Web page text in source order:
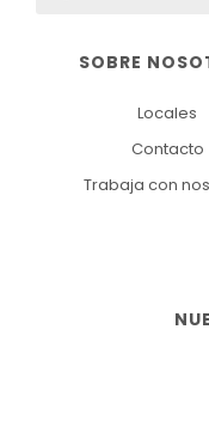
SOBRE
Locales
Contacto
Trabaja con